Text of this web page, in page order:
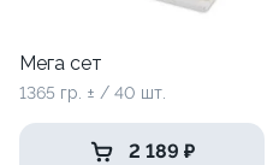
Мега сет
1365 гр. ± / 40 шт.
2 189 ₽